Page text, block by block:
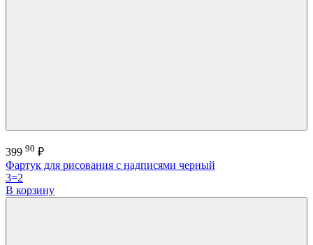
399 90 ₽
Фартук для рисования с надписями черный
3=2
В корзину